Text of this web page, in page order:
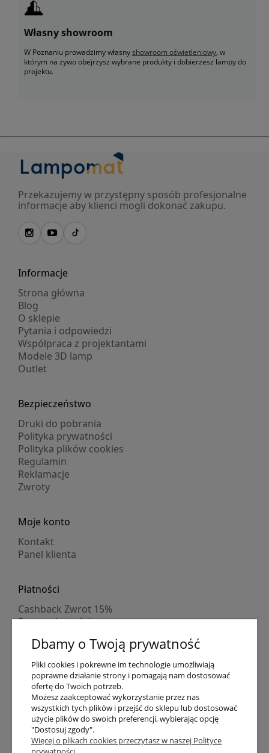
Własny showroom
W Poznaniu prowadzimy własnyshowroom oświetleniowy, w
którym na żywo obejrzysz wybrane produkty i dobierzesz lampy do
projektu.
Przekazujemy w przystępny sposób profesjonalne
informacje aby klienci mogli dokonać zakupu.
Informacje
Strona główna
Blog
O sklepie
Pytania i odpowiedzi
Współpraca z projektantami
Modele 3D lamp
Outlet
Bezpieczeństwo
Druki do pobrania
Polityka prywatności
Polityka plików cookies
Regulamin
Reklamacje
Zwroty
Moje konto
Kontakt
Panel klienta
Płatności
Cashback Zwrot 15%
Formy płatności
Numer konta
PayPo kupujesz, nie płacisz
Progi rabatowe
Promocje
Dostawa
Czas wysyłki
Dbamy o Twoją prywatność
Pliki cookies i pokrewne im technologie umożliwiają
poprawne działanie strony i pomagają nam dostosować
ofertę do Twoich potrzeb.
Możesz zaakceptować wykorzystanie przez nas
wszystkich tych plików i przejść do sklepu lub dostosować
użycie plików do swoich preferencji, wybierając opcję
"Dostosuj zgody".
Więcej o plikach cookies przeczytasz w naszej Polityce